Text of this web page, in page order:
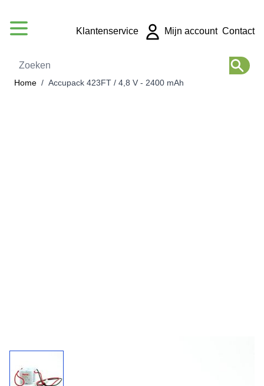
Zoeken
Klantenservice Mijn account Contact
Home / Accupack 423FT / 4,8 V - 2400 mAh